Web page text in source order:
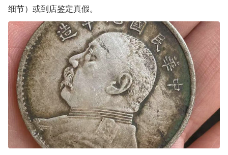
细节）或到店鉴定真假。